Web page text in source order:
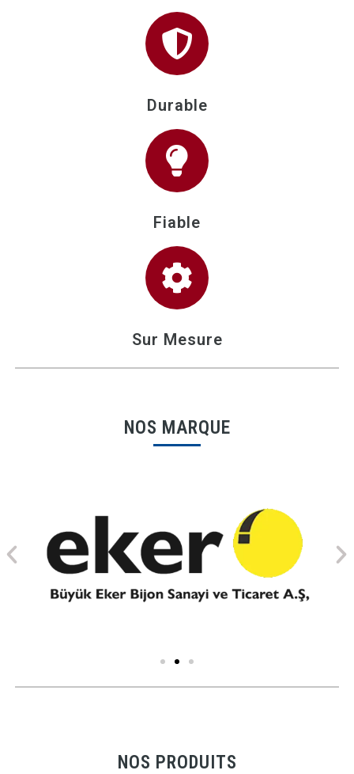
Durable
Fiable
Sur Mesure
NOS MARQUE
NOS PRODUITS